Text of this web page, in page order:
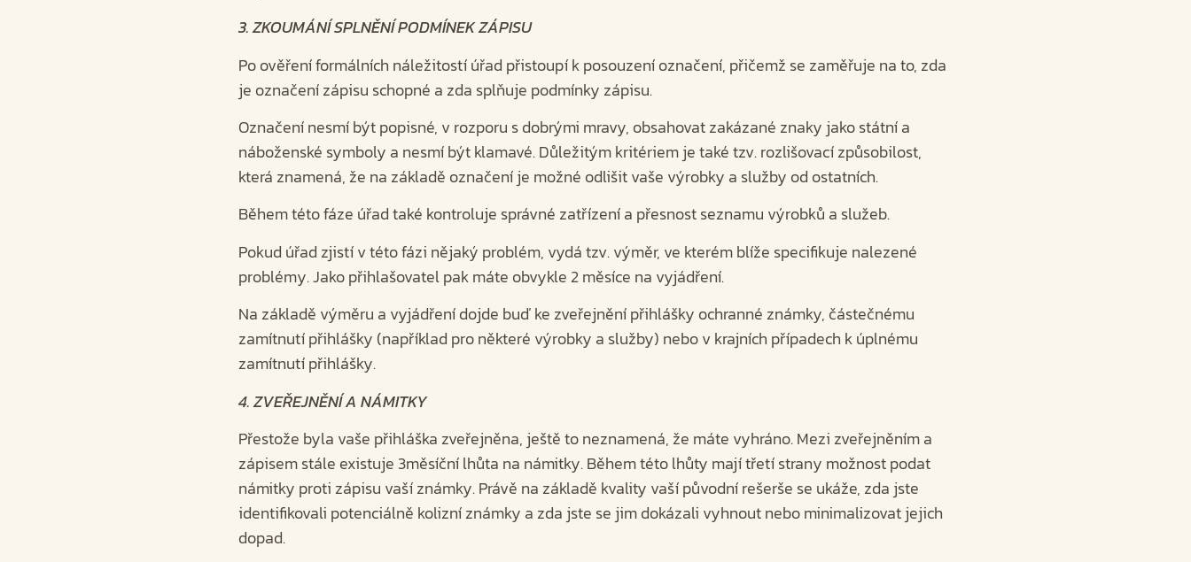
3. ZKOUMÁNÍ SPLNĚNÍ PODMÍNEK ZÁPISU
Po ověření formálních náležitostí úřad přistoupí k posouzení označení, přičemž se zaměřuje na to, zda
je označení zápisu schopné a zda splňuje podmínky zápisu.
Označení nesmí být popisné, v rozporu s dobrými mravy, obsahovat zakázané znaky jako státní a
náboženské symboly a nesmí být klamavé. Důležitým kritériem je také tzv. rozlišovací způsobilost,
která znamená, že na základě označení je možné odlišit vaše výrobky a služby od ostatních.
Během této fáze úřad také kontroluje správné zatřízení a přesnost seznamu výrobků a služeb.
Pokud úřad zjistí v této fázi nějaký problém, vydá tzv. výměr, ve kterém blíže specifikuje nalezené
problémy. Jako přihlašovatel pak máte obvykle 2 měsíce na vyjádření.
Na základě výměru a vyjádření dojde buď ke zveřejnění přihlášky ochranné známky, částečnému
zamítnutí přihlášky (například pro některé výrobky a služby) nebo v krajních případech k úplnému
zamítnutí přihlášky.
4. ZVEŘEJNĚNÍ A NÁMITKY
Přestože byla vaše přihláška zveřejněna, ještě to neznamená, že máte vyhráno. Mezi zveřejněním a
zápisem stále existuje 3měsíční lhůta na námitky. Během této lhůty mají třetí strany možnost podat
námitky proti zápisu vaší známky. Právě na základě kvality vaší původní rešerše se ukáže, zda jste
identifikovali potenciálně kolizní známky a zda jste se jim dokázali vyhnout nebo minimalizovat jejich
dopad.